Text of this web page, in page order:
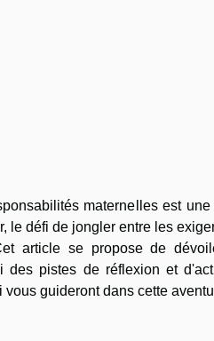
maternelles est
le défi de jongler entre les
article se propose de
des pistes de réflexion et
guideront dans cette